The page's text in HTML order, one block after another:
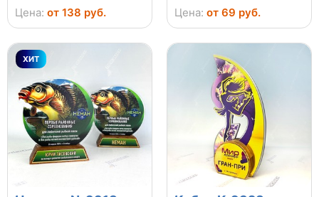
Цена: от 138 руб. Цена: от 69 руб.
ХИТ